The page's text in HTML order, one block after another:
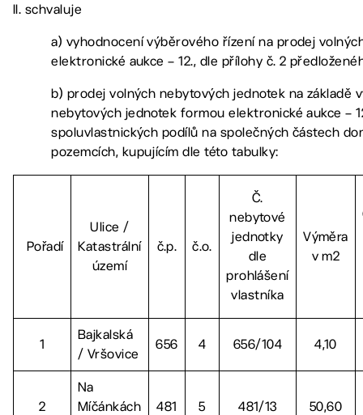
II. schvaluje
a) vyhodnocení výběrového řízení na prodej
elektronické aukce – 12., dle přílohy č. 2
b) prodej volných nebytových jednotek na základě
nebytových jednotek formou elektronické aukce –
spoluvlastnických podílů na společných částech
pozemcích, kupujícím dle této tabulky:
Pořadí
Ulice /
Katastrální
území
č.p. č.o.
Č.
nebytové
jednotky
dle
prohlášení
vlastníka
Výměra
v m2
1
Bajkalská
/ Vršovice
656 4 656/104 4,10
2
Na
Míčánkách
481 5 481/13 50,60